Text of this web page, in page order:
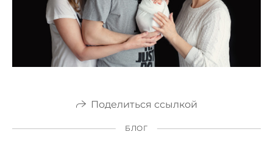
Поделиться ссылкой
БЛОГ